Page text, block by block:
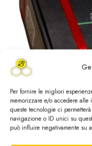
Per fornire le migliori
memorizzare e/o accedere
queste tecnologie ci
navigazione o ID unici su
può influire negativamente su
Scrigno di